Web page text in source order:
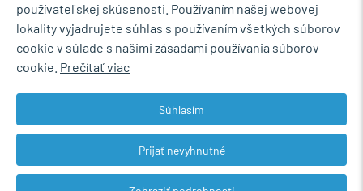
Súhlasím so spracovaním osobných údajov pre marketingové účely.
Zásady ochrany osobných údajov
používateľskej skúsenosti. Používaním našej webovej
lokality vyjadrujete súhlas s používaním všetkých súborov
cookie v súlade s našimi zásadami používania súborov
cookie. Prečítať viac
Súhlasím
Prijať nevyhnutné